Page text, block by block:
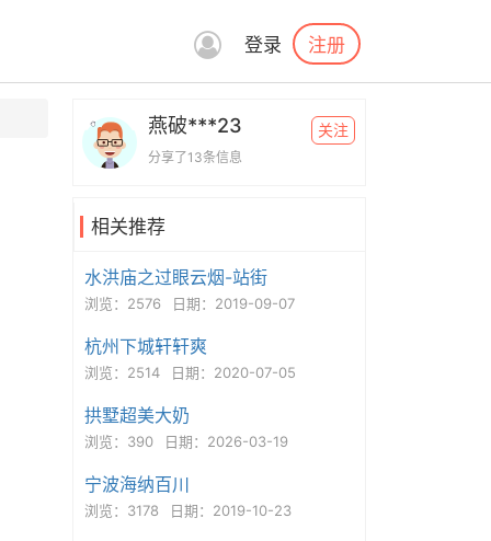
登录 注册
燕破***23
分享了13条信息
关注
相关推荐
水洪庙之过眼云烟-站街
浏览：2576 日期：2019-09-07
杭州下城轩轩爽
浏览：2514 日期：2020-07-05
拱墅超美大奶
浏览：390 日期：2026-03-19
宁波海纳百川
浏览：3178 日期：2019-10-23